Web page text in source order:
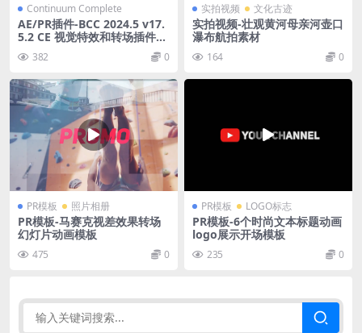
Continuum Complete
AE/PR插件-BCC 2024.5 v17.
5.2 CE 视觉特效和转场插件影
视特效合成必备套装
382 0
实拍视频 文化古迹
实拍视频-壮观黄河母亲河壶口
瀑布航拍素材
164 0
PR模板 照片相册
PR模板-马赛克视差效果转场
幻灯片动画模板
475 0
PR模板 LOGO标志
PR模板-6个时尚文本标题动画
logo展示开场模板
235 0